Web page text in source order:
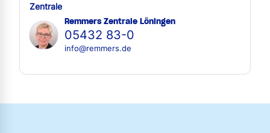
Zentrale
Remmers Zentrale Löningen
05432 83-0
info@remmers.de